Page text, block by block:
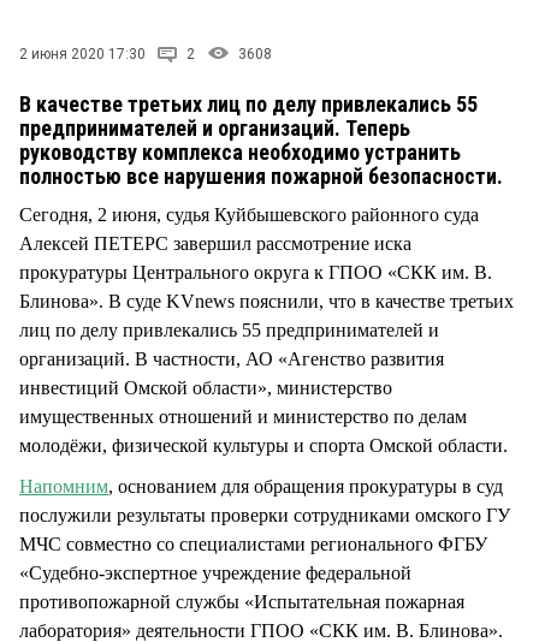
2 июня 2020 17:30 2 3608
В качестве третьих лиц по делу привлекались 55
предпринимателей и организаций. Теперь
руководству комплекса необходимо устранить
полностью все нарушения пожарной безопасности.
Сегодня, 2 июня, судья Куйбышевского районного суда
Алексей ПЕТЕРС завершил рассмотрение иска
прокуратуры Центрального округа к ГПОО «СКК им. В.
Блинова». В суде KVnews пояснили, что в качестве третьих
лиц по делу привлекались 55 предпринимателей и
организаций. В частности, АО «Агенство развития
инвестиций Омской области», министерство
имущественных отношений и министерство по делам
молодёжи, физической культуры и спорта Омской области.
Напомним, основанием для обращения прокуратуры в суд
послужили результаты проверки сотрудниками омского ГУ
МЧС совместно со специалистами регионального ФГБУ
«Судебно-экспертное учреждение федеральной
противопожарной службы «Испытательная пожарная
лаборатория» деятельности ГПОО «СКК им. В. Блинова».